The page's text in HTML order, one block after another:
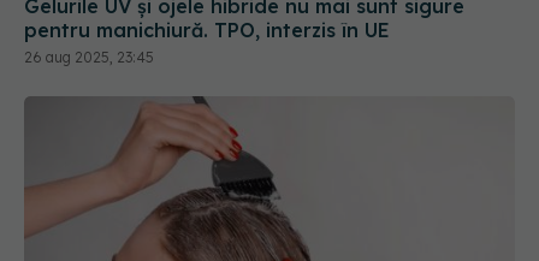
Gelurile UV și ojele hibride nu mai sunt sigure
pentru manichiură. TPO, interzis în UE
26 aug 2025, 23:45